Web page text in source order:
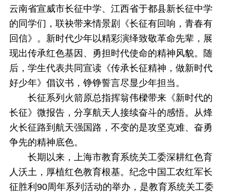
云南省宣威市长征中学、江西省于都县新长征中学
的同学们，联袂带来情景剧《长征有回响，青春有
回信》。新时代少年以精彩演绎致敬革命先辈，展
现出传承红色基因、勇担时代使命的精神风貌。随
后，学生代表共同宣读《传承长征精神，做新时代
好少年》倡议书，铮铮誓言尽显少年担当。
长征系列火箭原总指挥翁伟樑带来《新时代的
长征》微报告，分享航天人接续奋斗的感悟。从烽
火长征路到航天强国路，不变的是攻坚克难、奋勇
争先的精神底色。
长期以来，上海市教育系统关工委深耕红色育
人沃土，厚植红色教育根基。纪念中国工农红军长
征胜利90周年系列活动的举办，是教育系统关工委